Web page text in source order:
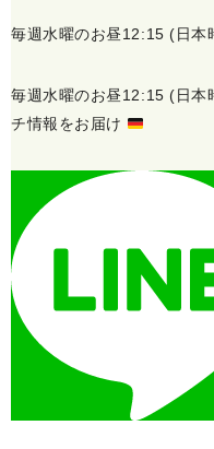
毎週水曜のお昼12:15 (日本
毎週水曜のお昼12:15 (日本
チ情報をお届け